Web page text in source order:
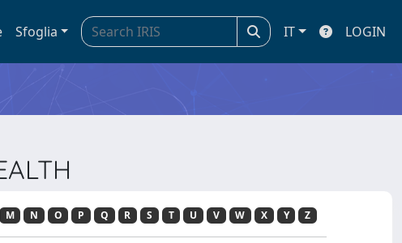
Sfoglia IT LOGIN
M N O P Q R S T U V W X Y Z